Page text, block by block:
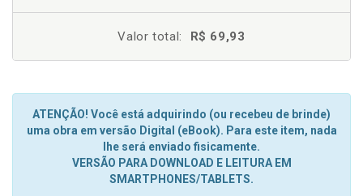
Valor total: R$ 69,93
ATENÇÃO! Você está adquirindo (ou recebeu de brinde)
uma obra em versão Digital (eBook). Para este item, nada
lhe será enviado fisicamente.
VERSÃO PARA DOWNLOAD E LEITURA EM
SMARTPHONES/TABLETS.